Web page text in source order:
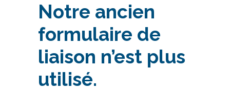
Notre ancien
formulaire de
liaison n’est plus
utilisé.